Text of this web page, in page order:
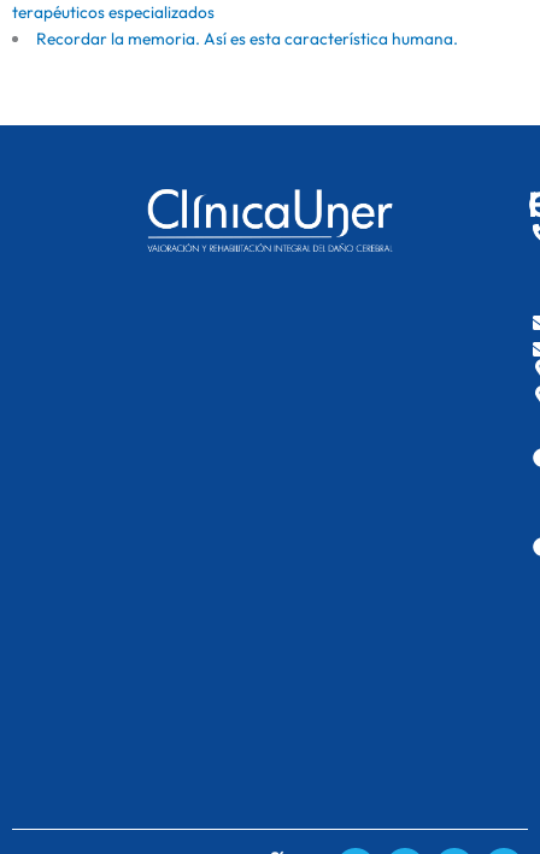
terapéuticos especializados
Recordar la memoria. Así es esta característica humana.